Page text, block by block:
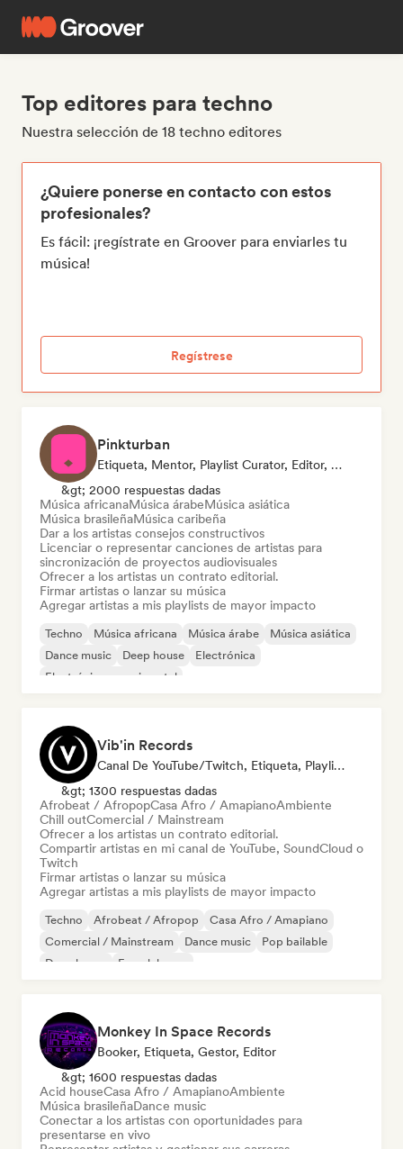
Top editores para techno
Nuestra selección de 18 techno editores
¿Quiere ponerse en contacto con estos
profesionales?
Es fácil: ¡regístrate en Groover para enviarles tu
música!
Regístrese
Pinkturban
Etiqueta, Mentor, Playlist Curator, Editor, Supervisor De Sincronización
&gt; 2000 respuestas dadas
Música africanaMúsica árabeMúsica asiática
Música brasileñaMúsica caribeña
Dar a los artistas consejos constructivos
Licenciar o representar canciones de artistas para
sincronización de proyectos audiovisuales
Ofrecer a los artistas un contrato editorial.
Firmar artistas o lanzar su música
Agregar artistas a mis playlists de mayor impacto
Techno Música africana Música árabe
Música asiática
Dance music
Deep house
Electrónica
Electrónica experimental
Vib'in Records
Canal De YouTube/Twitch, Etiqueta, Playlist Curator, Editor
&gt; 1300 respuestas dadas
Afrobeat / AfropopCasa Afro / AmapianoAmbiente
Chill outComercial / Mainstream
Ofrecer a los artistas un contrato editorial.
Compartir artistas en mi canal de YouTube, SoundCloud o
Twitch
Firmar artistas o lanzar su música
Agregar artistas a mis playlists de mayor impacto
Techno Afrobeat / Afropop
Casa Afro / Amapiano
Comercial / Mainstream
Dance music
Pop bailable
Deep house
French house
Monkey In Space Records
Booker, Etiqueta, Gestor, Editor
&gt; 1600 respuestas dadas
Acid houseCasa Afro / AmapianoAmbiente
Música brasileñaDance music
Conectar a los artistas con oportunidades para
presentarse en vivo